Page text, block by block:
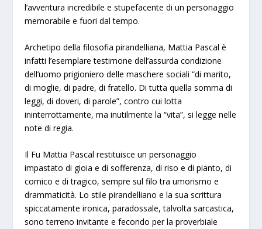
l’avventura incredibile e stupefacente di un personaggio
memorabile e fuori dal tempo.
Archetipo della filosofia pirandelliana, Mattia Pascal è
infatti l’esemplare testimone dell’assurda condizione
dell’uomo prigioniero delle maschere sociali “di marito,
di moglie, di padre, di fratello. Di tutta quella somma di
leggi, di doveri, di parole”, contro cui lotta
ininterrottamente, ma inutilmente la “vita”, si legge nelle
note di regia.
Il Fu Mattia Pascal restituisce un personaggio
impastato di gioia e di sofferenza, di riso e di pianto, di
comico e di tragico, sempre sul filo tra umorismo e
drammaticità. Lo stile pirandelliano e la sua scrittura
spiccatamente ironica, paradossale, talvolta sarcastica,
sono terreno invitante e fecondo per la proverbiale